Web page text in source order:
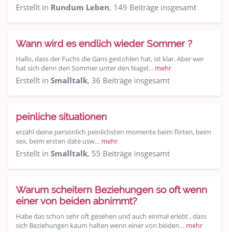
Archiv
Erstellt in Rundum Leben, 149 Beiträge insgesamt
Wann wird es endlich wieder Sommer ?
Hallo, dass der Fuchs die Gans gestohlen hat, ist klar. Aber wer
hat sich denn den Sommer unter den Nagel… mehr
Erstellt in Smalltalk, 36 Beiträge insgesamt
peinliche situationen
erzähl deine persönlich peinlichsten momente beim flirten, beim
sex, beim ersten date usw… mehr
Erstellt in Smalltalk, 55 Beiträge insgesamt
Warum scheitern Beziehungen so oft wenn
einer von beiden abnimmt?
Habe das schon sehr oft gesehen und auch einmal erlebt , dass
sich Beziehungen kaum halten wenn einer von beiden… mehr